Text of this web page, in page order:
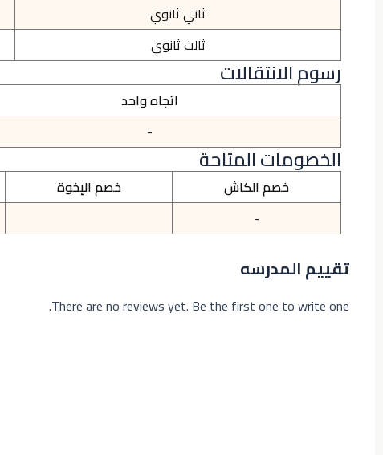
ثاني ثانوي
ثالث ثانوي
رسوم الانتقالات
اتجاه واحد
-
الخصومات المتاحة
خصم الكاش خصم الإخوة
-
تقييم المدرسه
There are no reviews yet. Be the first one to write one.